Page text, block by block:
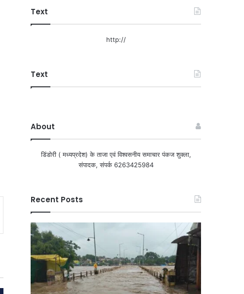
Text
http://
Text
About
डिंडोरी ( मध्यप्रदेश) के ताजा एवं विश्वसनीय समाचार पंकज शुक्ला,
संपादक, संपर्क 6263425984
Recent Posts